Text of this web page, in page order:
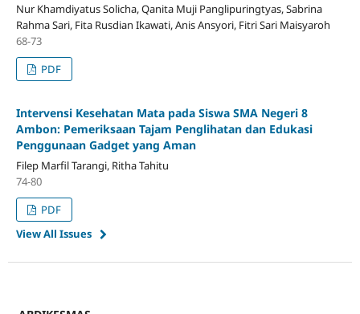
Nur Khamdiyatus Solicha, Qanita Muji Panglipuringtyas, Sabrina
Rahma Sari, Fita Rusdian Ikawati, Anis Ansyori, Fitri Sari Maisyaroh
68-73
PDF
Intervensi Kesehatan Mata pada Siswa SMA Negeri 8
Ambon: Pemeriksaan Tajam Penglihatan dan Edukasi
Penggunaan Gadget yang Aman
Filep Marfil Tarangi, Ritha Tahitu
74-80
PDF
View All Issues